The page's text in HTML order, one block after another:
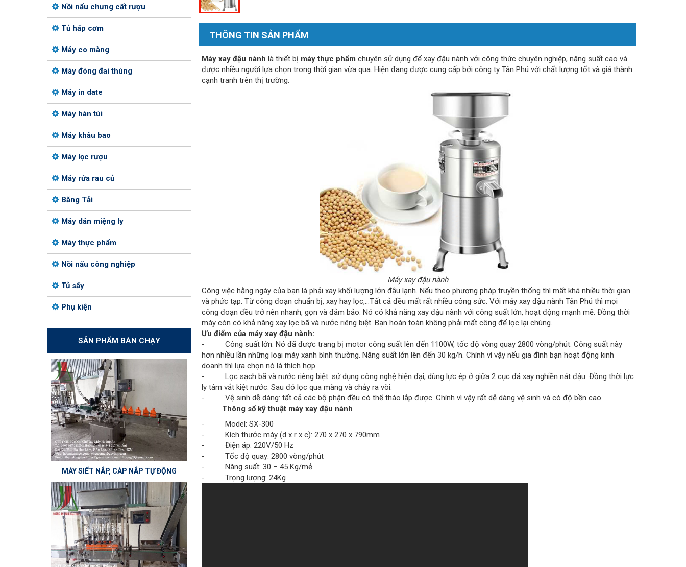
THÔNG TIN SẢN PHẨM
Máy xay đậu nành là thiết bị máy thực phẩm chuyên sử dụng để xay đậu nành với công thức chuyên nghiệp, năng suất cao và
được nhiều người lựa chọn trong thời gian vừa qua. Hiện đang được cung cấp bởi công ty Tân Phú với chất lượng tốt và giá thành
cạnh tranh trên thị trường.
Máy xay đậu nành
Công việc hằng ngày của bạn là phải xay khối lượng lớn đậu lạnh. Nếu theo phương pháp truyền thống thì mất khá nhiều thời gian
và phức tạp. Từ công đoạn chuẩn bị, xay hay lọc,…Tất cả đều mất rất nhiều công sức. Với máy xay đậu nành Tân Phú thì mọi
công đoạn đều trở nên nhanh, gọn và đảm bảo. Nó có khả năng xay đậu nành với công suất lớn, hoạt động mạnh mẽ. Đồng thời
máy còn có khả năng xay lọc bã và nước riêng biệt. Bạn hoàn toàn không phải mất công để lọc lại chúng.
Ưu điểm của máy xay đậu nành:
- Công suất lớn: Nó đã được trang bị motor công suất lên đến 1100W, tốc độ vòng quay 2800 vòng/phút. Công suất này
hơn nhiều lần những loại máy xanh bình thường. Năng suất lớn lên đến 30 kg/h. Chính vì vậy nếu gia đình bạn hoạt động kinh
doanh thì lựa chọn nó là thích hợp.
- Lọc sạch bã và nước riêng biệt: sử dụng công nghệ hiện đại, dùng lực ép ở giữa 2 cục đá xay nghiền nát đậu. Đồng thời lực
ly tâm vắt kiệt nước. Sau đó lọc qua màng và chảy ra vòi.
- Vệ sinh dễ dàng: tất cả các bộ phận đều có thể tháo lắp được. Chính vì vậy rất dễ dàng vệ sinh và có độ bền cao.
Thông số kỹ thuật máy xay đậu nành
- Model: SX-300
- Kích thước máy (d x r x c): 270 x 270 x 790mm
- Điện áp: 220V/50 Hz
- Tốc độ quay: 2800 vòng/phút
- Năng suất: 30 – 45 Kg/mẻ
- Trọng lượng: 24Kg
Nồi nấu chưng cất rượu
Tủ hấp cơm
Máy co màng
Máy đóng đai thùng
Máy in date
Máy hàn túi
Máy khâu bao
Máy lọc rượu
Máy rửa rau củ
Băng Tải
Máy dán miệng ly
Máy thực phẩm
Nồi nấu công nghiệp
Tủ sấy
Phụ kiện
SẢN PHẨM BÁN CHẠY
MÁY SIẾT NẮP, CÁP NẮP TỰ ĐỘNG